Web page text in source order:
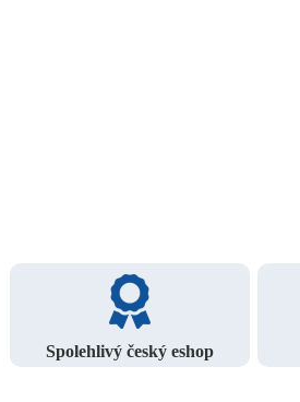
Spolehlivý český eshop